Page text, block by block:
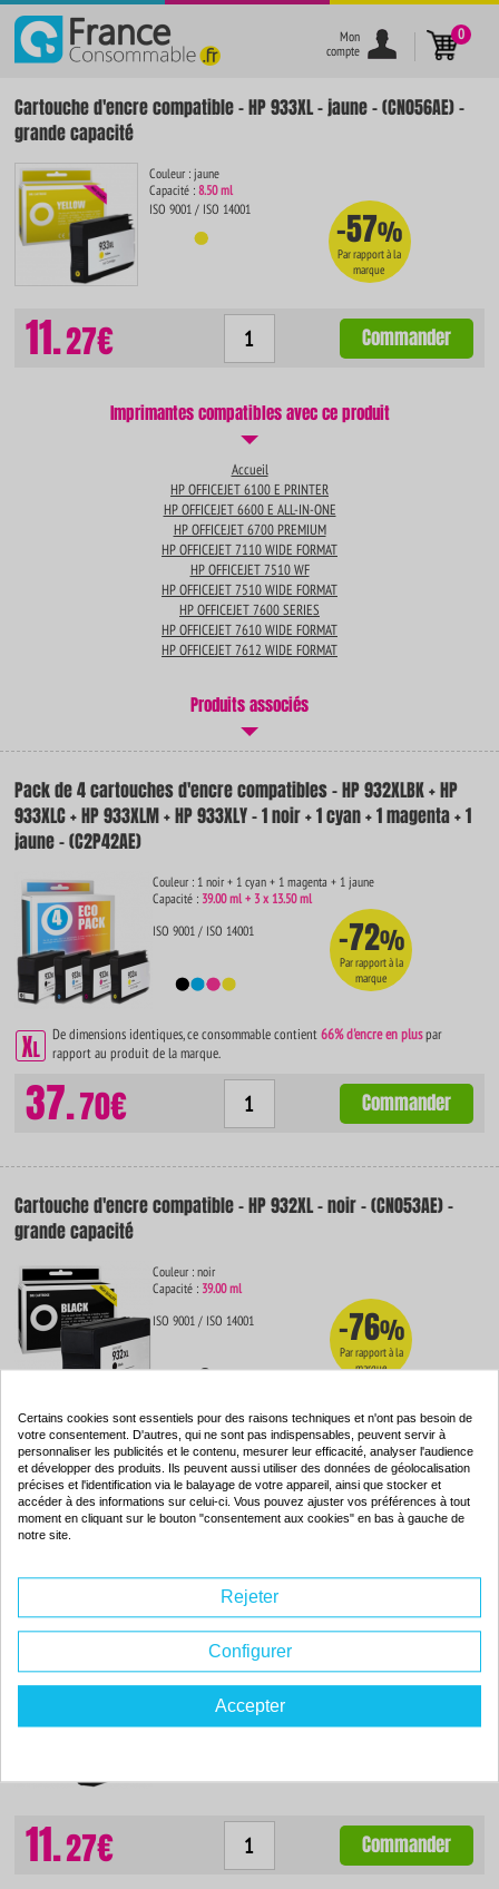
}
Mon
compte
0
Cartouche d'encre compatible - HP 933XL - jaune - (CN056AE) -
grande capacité
Couleur : jaune
Capacité :8.50 ml
ISO 9001 / ISO 14001
-57%
Par rapport à la
marque
11.27€ Commander
Imprimantes compatibles avec ce produit
Accueil
HP OFFICEJET 6100 E PRINTER
HP OFFICEJET 6600 E ALL-IN-ONE
HP OFFICEJET 6700 PREMIUM
HP OFFICEJET 7110 WIDE FORMAT
HP OFFICEJET 7510 WF
HP OFFICEJET 7510 WIDE FORMAT
HP OFFICEJET 7600 SERIES
HP OFFICEJET 7610 WIDE FORMAT
HP OFFICEJET 7612 WIDE FORMAT
Produits associés
Pack de 4 cartouches d'encre compatibles - HP 932XLBK + HP
933XLC + HP 933XLM + HP 933XLY - 1 noir + 1 cyan + 1 magenta + 1
jaune - (C2P42AE)
Couleur : 1 noir + 1 cyan + 1 magenta + 1 jaune
Capacité : 39.00 ml + 3 x 13.50 ml
ISO 9001 / ISO 14001
-72%
Par rapport à la
marque
De dimensions identiques, ce consommable contient66% d'encre en pluspar
rapport au produit de la marque.
37.70€ Commander
Cartouche d'encre compatible - HP 932XL - noir - (CN053AE) -
grande capacité
Couleur : noir
Capacité : 39.00 ml
ISO 9001 / ISO 14001
-76%
Par rapport à la
marque
De dimensions identiques, ce consommable contient74% d'encre en pluspar
rapport au produit de la marque.
12.53€ Commander
Cartouche d'encre compatible - HP 933XL - cyan - (CN054AE) -
grande capacité
Couleur : cyan
Capacité :8.50 ml
ISO 9001 / ISO 14001
-57%
11.27€ Commander
Certains cookies sont essentiels pour des raisons techniques et n'ont pas besoin de
votre consentement. D'autres, qui ne sont pas indispensables, peuvent servir à
personnaliser les publicités et le contenu, mesurer leur efficacité, analyser l'audience
et développer des produits. Ils peuvent aussi utiliser des données de géolocalisation
précises et l'identification via le balayage de votre appareil, ainsi que stocker et
accéder à des informations sur celui-ci. Vous pouvez ajuster vos préférences à tout
moment en cliquant sur le bouton "consentement aux cookies" en bas à gauche de
notre site.
Rejeter
Configurer
Accepter